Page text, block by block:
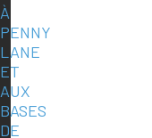
À
PENNY
LANE
ET
AUX
BASES
DE